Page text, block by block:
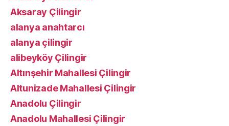
Aksaray Çilingir
alanya anahtarcı
alanya çilingir
alibeyköy Çilingir
Altınşehir Mahallesi Çilingir
Altunizade Mahallesi Çilingir
Anadolu Çilingir
Anadolu Mahallesi Çilingir